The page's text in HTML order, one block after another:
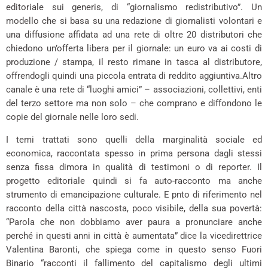
editoriale sui generis, di “giornalismo redistributivo”. Un
modello che si basa su una redazione di giornalisti volontari e
una diffusione affidata ad una rete di oltre 20 distributori che
chiedono un’offerta libera per il giornale: un euro va ai costi di
produzione / stampa, il resto rimane in tasca al distributore,
offrendogli quindi una piccola entrata di reddito aggiuntiva.Altro
canale è una rete di “luoghi amici” – associazioni, collettivi, enti
del terzo settore ma non solo – che comprano e diffondono le
copie del giornale nelle loro sedi.
I temi trattati sono quelli della marginalità sociale ed
economica, raccontata spesso in prima persona dagli stessi
senza fissa dimora in qualità di testimoni o di reporter. Il
progetto editoriale quindi si fa auto-racconto ma anche
strumento di emancipazione culturale. E pnto di riferimento nel
racconto della città nascosta, poco visibile, della sua povertà:
“Parola che non dobbiamo aver paura a pronunciare anche
perché in questi anni in città è aumentata” dice la vicedirettrice
Valentina Baronti, che spiega come in questo senso Fuori
Binario “racconti il fallimento del capitalismo degli ultimi